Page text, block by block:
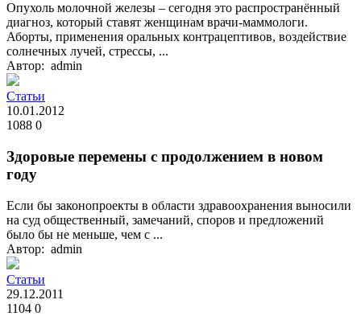
Опухоль молочной железы – сегодня это распространённый
диагноз, который ставят женщинам врачи-маммологи.
Аборты, применения оральных контрацептивов, воздействие
солнечных лучей, стрессы, ...
Автор: admin
Статьи
10.01.2012
1088 0
Здоровые перемены с продолжением в новом
году
Если бы законопроекты в области здравоохранения выносили
на суд общественный, замечаний, споров и предложений
было бы не меньше, чем с ...
Автор: admin
Статьи
29.12.2011
1104 0